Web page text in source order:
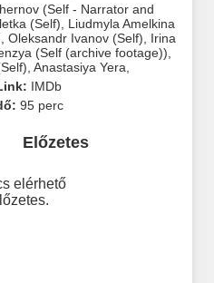
(Self - Narrator and
(Self)
Liudmyla Amelkina
Oleksandr Ivanov (Self)
Irina
(Self (archive footage))
,Anastasiya Yera
IMDb
95 perc
Előzetes
elérhető